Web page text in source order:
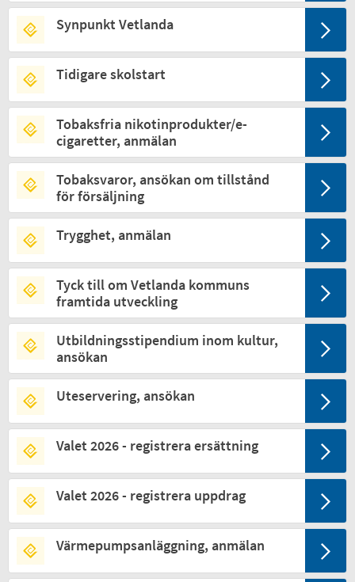
Synpunkt Vetlanda
Tidigare skolstart
Tobaksfria nikotinprodukter/e-
cigaretter, anmälan
Tobaksvaror, ansökan om tillstånd
för försäljning
Trygghet, anmälan
Tyck till om Vetlanda kommuns
framtida utveckling
Utbildningsstipendium inom kultur,
ansökan
Uteservering, ansökan
Valet 2026 - registrera ersättning
Valet 2026 - registrera uppdrag
Värmepumpsanläggning, anmälan